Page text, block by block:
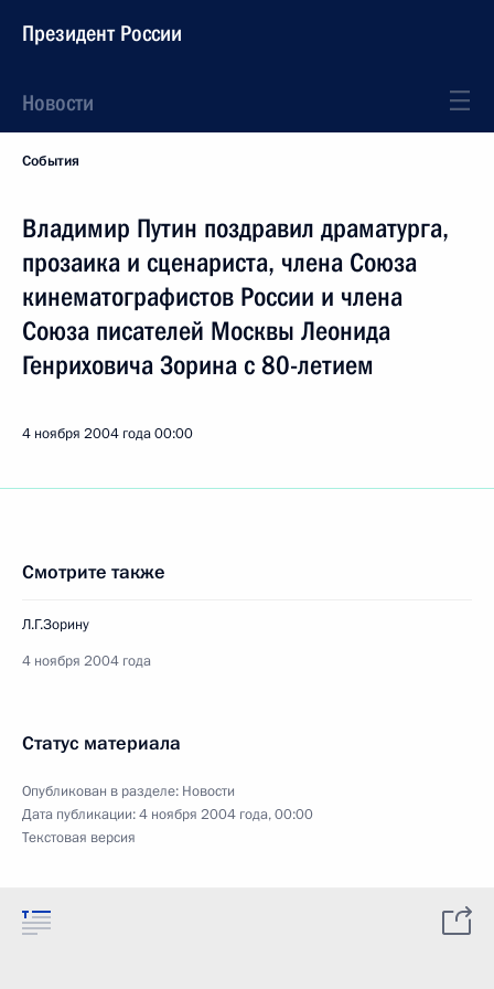
Президент России
Новости
События
Владимир Путин поздравил драматурга,
прозаика и сценариста, члена Союза
кинематографистов России и члена
Союза писателей Москвы Леонида
Генриховича Зорина с 80-летием
4 ноября 2004 года00:00
Смотрите также
Л.Г.Зорину
4 ноября 2004 года
Статус материала
Опубликован в разделе: Новости
Дата публикации:4 ноября 2004 года, 00:00
Текстовая версия